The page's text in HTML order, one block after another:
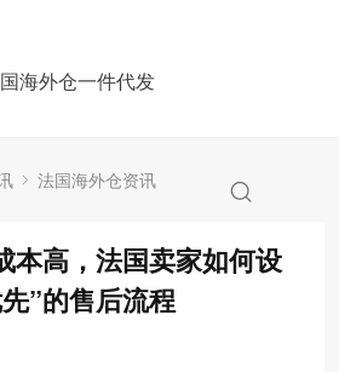
海外仓一件代发
法国海外仓资讯
本高，法国卖家如何设
”的售后流程